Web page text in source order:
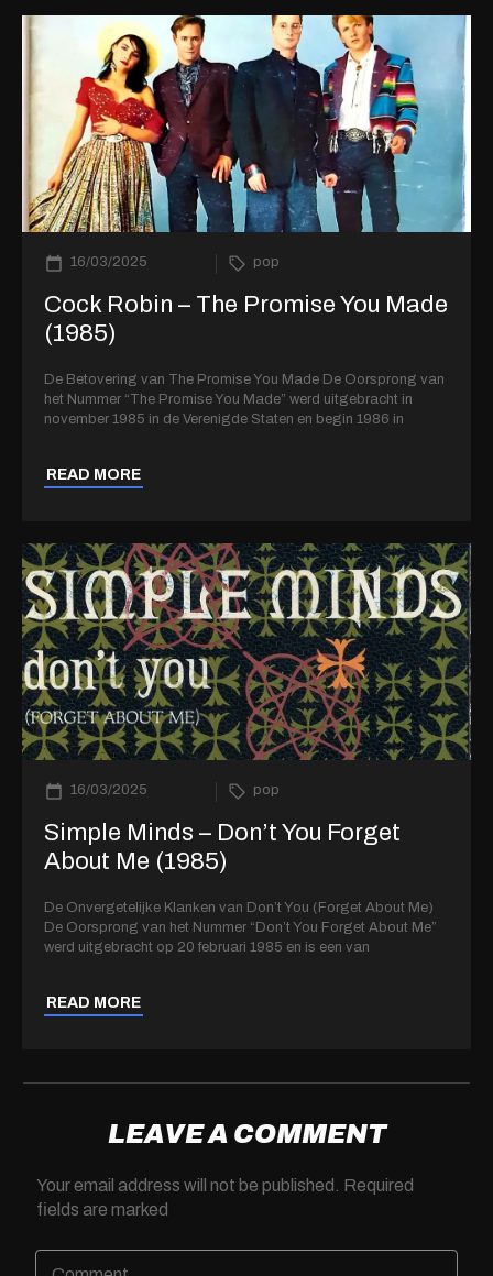
16/03/2025 pop
Cock Robin – The Promise You Made
(1985)
De Betovering van The Promise You Made De Oorsprong van
het Nummer “The Promise You Made” werd uitgebracht in
november 1985 in de Verenigde Staten en begin 1986 in
READ MORE
16/03/2025 pop
Simple Minds – Don’t You Forget
About Me (1985)
De Onvergetelijke Klanken van Don’t You (Forget About Me)
De Oorsprong van het Nummer “Don’t You Forget About Me”
werd uitgebracht op 20 februari 1985 en is een van
READ MORE
LEAVE A COMMENT
Your email address will not be published.
Required
fields are marked